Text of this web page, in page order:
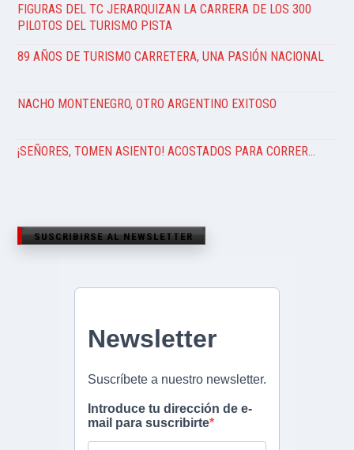
FIGURAS DEL TC JERARQUIZAN LA CARRERA DE LOS 300
PILOTOS DEL TURISMO PISTA
89 AÑOS DE TURISMO CARRETERA, UNA PASIÓN NACIONAL
NACHO MONTENEGRO, OTRO ARGENTINO EXITOSO
¡SEÑORES, TOMEN ASIENTO! ACOSTADOS PARA CORRER…
SUSCRIBIRSE AL NEWSLETTER